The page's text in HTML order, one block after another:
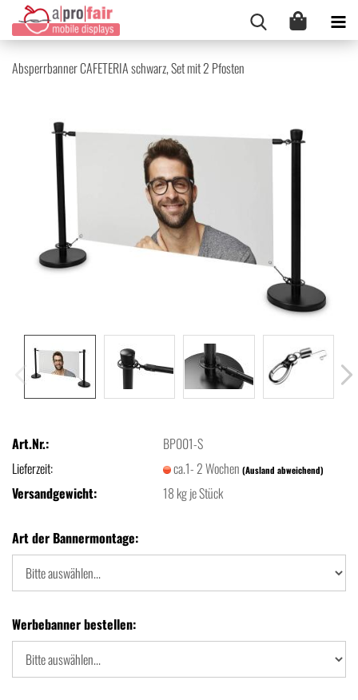
Ab­sperr­ban­ner CA­FE­TE­RIA schwarz, Set mit 2 Pfos­ten
Art.Nr.:
BP001-S
Lieferzeit:
ca.1- 2 Wochen(Ausland abweichend)
Versandgewicht: 18 kg je Stück
Art der Bannermontage:
Werbebanner bestellen: